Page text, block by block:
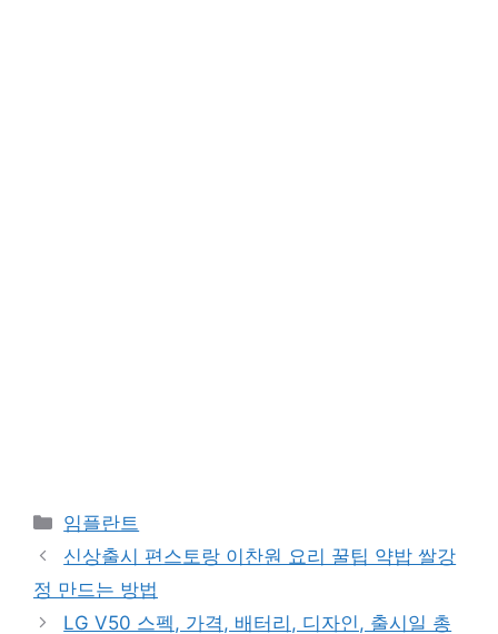
카
테
리
임플란트
신상출시 편스토랑 이찬원 요리 꿀팁 약밥 쌀강
정 만드는 방법
LG V50 스펙, 가격, 배터리, 디자인, 출시일 총